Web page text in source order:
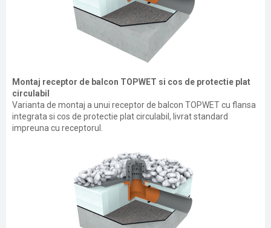
Montaj receptor de balcon TOPWET si cos de protectie plat
circulabil
Varianta de montaj a unui receptor de balcon TOPWET cu flansa
integrata si cos de protectie plat circulabil, livrat standard
impreuna cu receptorul.